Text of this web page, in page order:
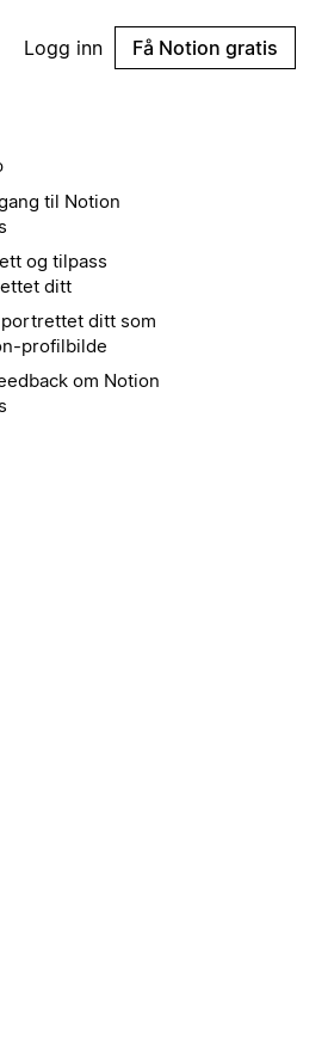
Logg inn Få Notion gratis
til Notion
og tilpass
ditt
ditt som
profilbilde
om Notion